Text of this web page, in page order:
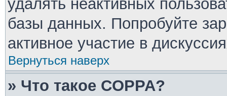
удалять неактивных
базы данных. Попробуйте
активное участие в
Вернуться наверх
» Что такое COPPA?